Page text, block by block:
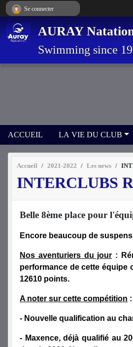
AURAY
Swimming since
ACCUEIL LA VIE DU CLUB
Accueil 2021-2022 Les news
INTERCLUBS
Belle 8ème place pour
Encore beaucoup de
Nos aventuriers du jour :
performance de cette équipe
12610 points.
A noter sur cette compétition :
- Nouvelle qualification au
- Maxence, déjà qualifié au
Se connecter
Panneau de gestion des cookies